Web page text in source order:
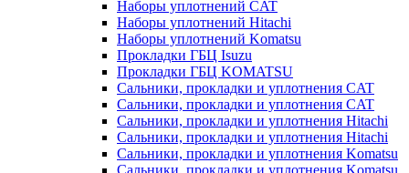
Наборы уплотнений CAT
Наборы уплотнений Hitachi
Наборы уплотнений Komatsu
Прокладки ГБЦ Isuzu
Прокладки ГБЦ KOMATSU
Сальники, прокладки и уплотнения CAT
Сальники, прокладки и уплотнения CAT
Сальники, прокладки и уплотнения Hitachi
Сальники, прокладки и уплотнения Hitachi
Сальники, прокладки и уплотнения Komatsu
Сальники, прокладки и уплотнения Komatsu